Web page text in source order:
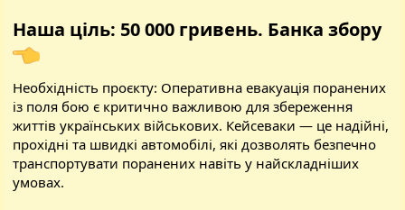
Наша ціль: 50 000 гривень. Банка збору
Необхідність проєкту: Оперативна евакуація поранених
із поля бою є критично важливою для збереження
життів українських військових. Кейсеваки — це надійні,
прохідні та швидкі автомобілі, які дозволять безпечно
транспортувати поранених навіть у найскладніших
умовах.